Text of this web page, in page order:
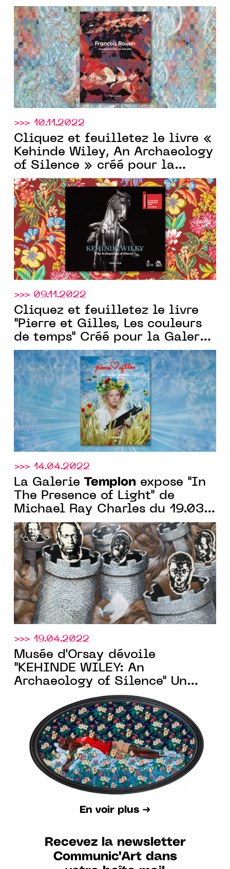
GalerieTemplonpar
Communic'Art
>>> 10.11.2022
Cliquez et feuilletez le livre «
Kehinde Wiley, An Archaeology
of Silence » créé pour la
galerieTemplon
>>> 09.11.2022
Cliquez et feuilletez le livre
"Pierre et Gilles, Les couleurs
de temps" Créé pour la Galerie
Templonpar Communic'Art
>>> 14.04.2022
La Galerie Templon expose "In
The Presence of Light" de
Michael Ray Charles du 19.03
au 07.05.2022
>>> 19.04.2022
Musée d'Orsay dévoile
"KEHINDE WILEY: An
Archaeology of Silence" Un
événement collatéral de la
59ème Exposition d’Art
Internationale – La Biennale
di Venezia
En voir plus ➜
Recevez la newsletter
Communic'Art dans